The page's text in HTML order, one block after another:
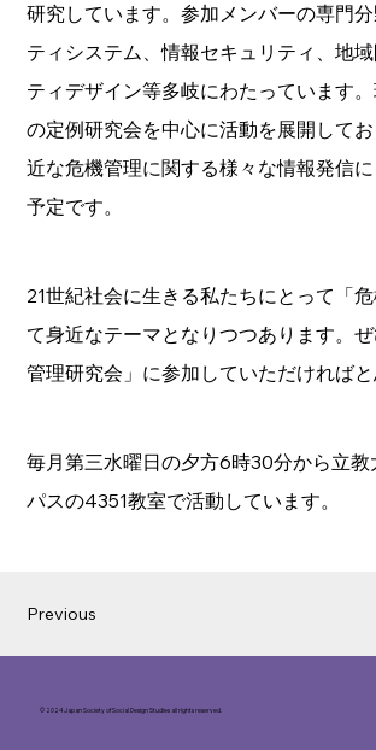
研究しています。参加メンバーの専門
ティシステム、情報セキュリティ、地
ティデザイン等多岐にわたっています
の定例研究会を中心に活動を展開して
近な危機管理に関する様々な情報発信に
予定です。
21世紀社会に生きる私たちにとって「
て身近なテーマとなりつつあります。
管理研究会」に参加していただければと
毎月第三水曜日の夕方6時30分から立教
パスの4351教室で活動しています。
Previous
© 2024 Japan Society of Social Design Studies all rights reserved.